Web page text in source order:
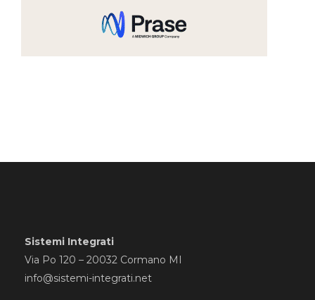
Sistemi Integrati
Via Po 120 – 20032 Cormano MI
info@sistemi-integrati.net